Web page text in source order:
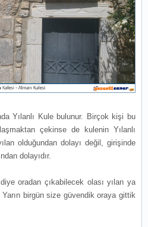
Yılanlı Kule bulunur. Birçok kişi bu
çekinse de kulenin Yılanlı
olduğundan dolayı değil, girişinde
dolayıdır.
oradan çıkabilecek olası yılan ya
birgün size güvendik oraya gittik